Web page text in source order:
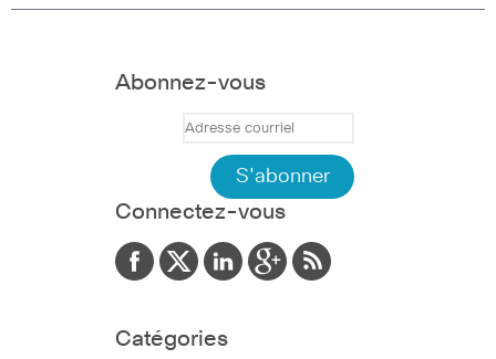
Abonnez-vous
Connectez-vous
Catégories